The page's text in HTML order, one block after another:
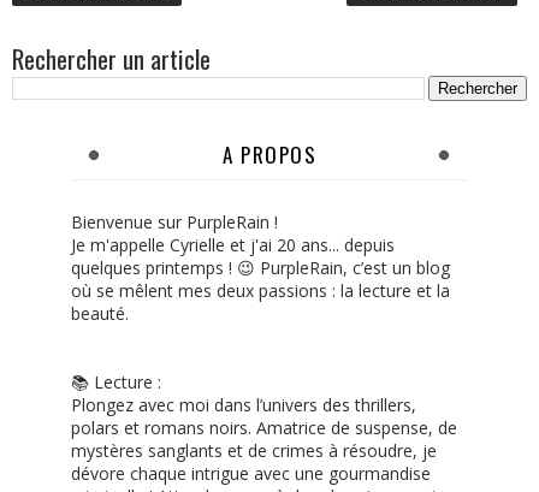
Rechercher un article
A PROPOS
Bienvenue sur PurpleRain !
Je m'appelle Cyrielle et j'ai 20 ans... depuis
quelques printemps ! 😉 PurpleRain, c’est un blog
où se mêlent mes deux passions : la lecture et la
beauté.
📚 Lecture :
Plongez avec moi dans l’univers des thrillers,
polars et romans noirs. Amatrice de suspense, de
mystères sanglants et de crimes à résoudre, je
dévore chaque intrigue avec une gourmandise